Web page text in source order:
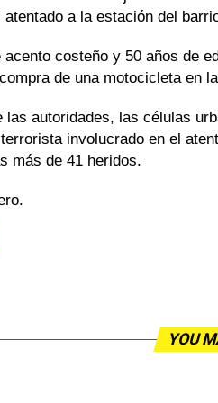
atentado a la estación del
costeño y 50 años de
de una motocicleta en
las autoridades, las células
involucrado en el
más de 41 heridos.
YOU